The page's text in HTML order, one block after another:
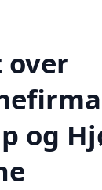
over
og